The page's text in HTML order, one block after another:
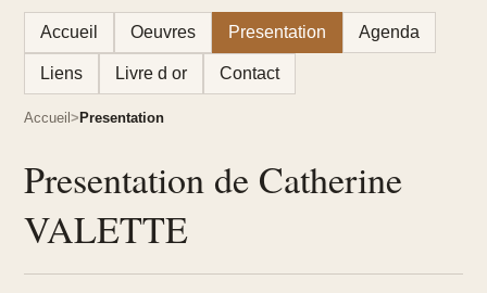
Accueil Oeuvres Presentation Agenda
Liens Livre d or Contact
Accueil Presentation
Presentation de Catherine
VALETTE